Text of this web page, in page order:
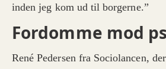
inden jeg kom ud til borgerne.”
Fordomme mod
René Pedersen fra Sociolancen,